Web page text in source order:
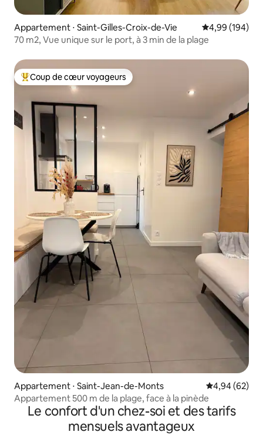
Appartement ⋅ Saint-Gilles-Croix-de-Vie Évaluation
4,99 (194)
70 m2, Vue unique sur le port, à 3 min de la plage
Coups de cœur voyageurs les plus appréciés
Coup de cœur voyageurs
Appartement ⋅ Saint-Jean-de-Monts Évaluation
4,94 (62)
Appartement 500 m de la plage, face à la pinède
Le confort d'un chez-soi et des tarifs
mensuels avantageux